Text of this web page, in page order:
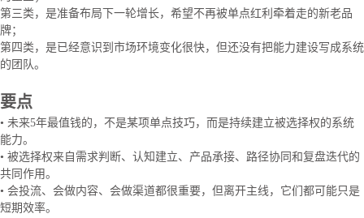
第三类，是准备布局下一轮增长，希望不再被单点红利牵着走的新老品
牌；
第四类，是已经意识到市场环境变化很快，但还没有把能力建设写成系统
的团队。
要点
• 未来5年最值钱的，不是某项单点技巧，而是持续建立被选择权的系统
能力。
• 被选择权来自需求判断、认知建立、产品承接、路径协同和复盘迭代的
共同作用。
• 会投流、会做内容、会做渠道都很重要，但离开主线，它们都可能只是
短期效率。